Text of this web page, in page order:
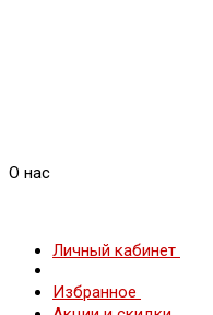
О нас
Личный кабинет
Избранное